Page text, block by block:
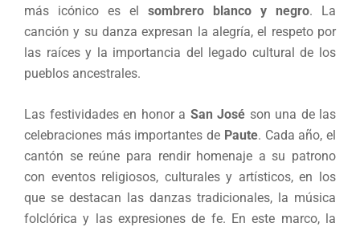
más icónico es el sombrero blanco y negro. La
canción y su danza expresan la alegría, el respeto por
las raíces y la importancia del legado cultural de los
pueblos ancestrales.
Las festividades en honor a San José son una de las
celebraciones más importantes de Paute. Cada año, el
cantón se reúne para rendir homenaje a su patrono
con eventos religiosos, culturales y artísticos, en los
que se destacan las danzas tradicionales, la música
folclórica y las expresiones de fe. En este marco, la